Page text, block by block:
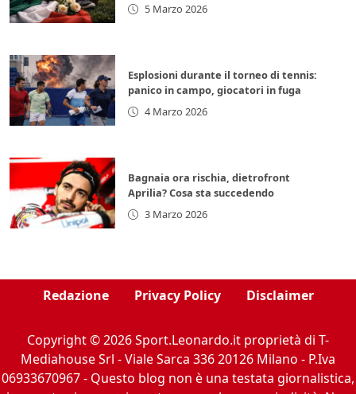
5 Marzo 2026
Esplosioni durante il torneo di tennis:
panico in campo, giocatori in fuga
4 Marzo 2026
Bagnaia ora rischia, dietrofront
Aprilia? Cosa sta succedendo
3 Marzo 2026
Redazione Privacy Policy Disclaimer
Copyright © 2026 Sport.Leonardo.it proprietà di T-
Mediahouse Srl - Viale Sarca 336 20126 Milano - P.Iva
06933670967 - Questo blog non è una testata giornalistica,